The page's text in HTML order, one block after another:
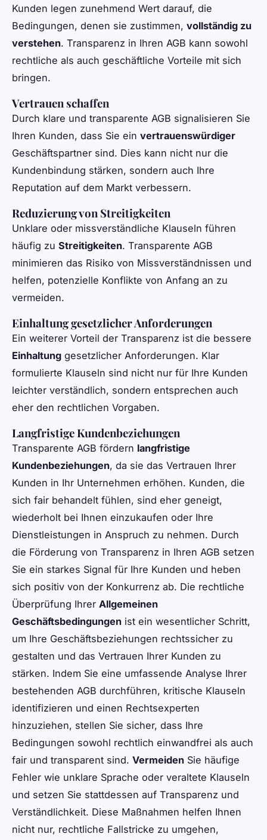
Kunden legen zunehmend Wert darauf, die
Bedingungen, denen sie zustimmen, vollständig zu
verstehen. Transparenz in Ihren AGB kann sowohl
rechtliche als auch geschäftliche Vorteile mit sich
bringen.
Vertrauen schaffen
Durch klare und transparente AGB signalisieren Sie
Ihren Kunden, dass Sie ein vertrauenswürdiger
Geschäftspartner sind. Dies kann nicht nur die
Kundenbindung stärken, sondern auch Ihre
Reputation auf dem Markt verbessern.
Reduzierung von Streitigkeiten
Unklare oder missverständliche Klauseln führen
häufig zu Streitigkeiten. Transparente AGB
minimieren das Risiko von Missverständnissen und
helfen, potenzielle Konflikte von Anfang an zu
vermeiden.
Einhaltung gesetzlicher Anforderungen
Ein weiterer Vorteil der Transparenz ist die bessere
Einhaltung gesetzlicher Anforderungen. Klar
formulierte Klauseln sind nicht nur für Ihre Kunden
leichter verständlich, sondern entsprechen auch
eher den rechtlichen Vorgaben.
Langfristige Kundenbeziehungen
Transparente AGB fördern langfristige
Kundenbeziehungen, da sie das Vertrauen Ihrer
Kunden in Ihr Unternehmen erhöhen. Kunden, die
sich fair behandelt fühlen, sind eher geneigt,
wiederholt bei Ihnen einzukaufen oder Ihre
Dienstleistungen in Anspruch zu nehmen. Durch
die Förderung von Transparenz in Ihren AGB setzen
Sie ein starkes Signal für Ihre Kunden und heben
sich positiv von der Konkurrenz ab. Die rechtliche
Überprüfung Ihrer Allgemeinen
Geschäftsbedingungen ist ein wesentlicher Schritt,
um Ihre Geschäftsbeziehungen rechtssicher zu
gestalten und das Vertrauen Ihrer Kunden zu
stärken. Indem Sie eine umfassende Analyse Ihrer
bestehenden AGB durchführen, kritische Klauseln
identifizieren und einen Rechtsexperten
hinzuziehen, stellen Sie sicher, dass Ihre
Bedingungen sowohl rechtlich einwandfrei als auch
fair und transparent sind. Vermeiden Sie häufige
Fehler wie unklare Sprache oder veraltete Klauseln
und setzen Sie stattdessen auf Transparenz und
Verständlichkeit. Diese Maßnahmen helfen Ihnen
nicht nur, rechtliche Fallstricke zu umgehen,